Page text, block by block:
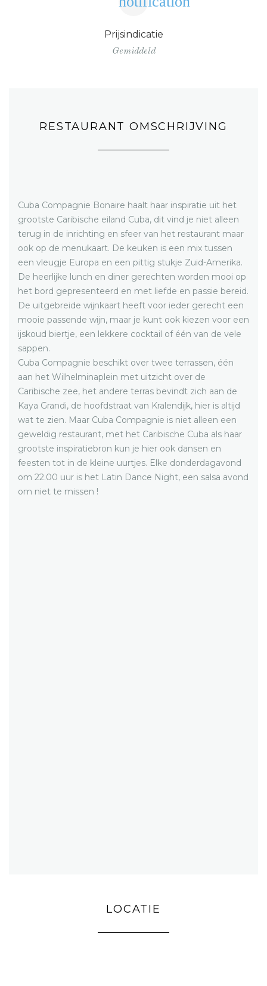
Prijsindicatie
Gemiddeld
RESTAURANT OMSCHRIJVING
Cuba Compagnie Bonaire haalt haar inspiratie uit het
grootste Caribische eiland Cuba, dit vind je niet alleen
terug in de inrichting en sfeer van het restaurant maar
ook op de menukaart. De keuken is een mix tussen
een vleugje Europa en een pittig stukje Zuid-Amerika.
De heerlijke lunch en diner gerechten worden mooi op
het bord gepresenteerd en met liefde en passie bereid.
De uitgebreide wijnkaart heeft voor ieder gerecht een
mooie passende wijn, maar je kunt ook kiezen voor een
ijskoud biertje, een lekkere cocktail of één van de vele
sappen.
Cuba Compagnie beschikt over twee terrassen, één
aan het Wilhelminaplein met uitzicht over de
Caribische zee, het andere terras bevindt zich aan de
Kaya Grandi, de hoofdstraat van Kralendijk, hier is altijd
wat te zien. Maar Cuba Compagnie is niet alleen een
geweldig restaurant, met het Caribische Cuba als haar
grootste inspiratiebron kun je hier ook dansen en
feesten tot in de kleine uurtjes. Elke donderdagavond
om 22.00 uur is het Latin Dance Night, een salsa avond
om niet te missen !
LOCATIE